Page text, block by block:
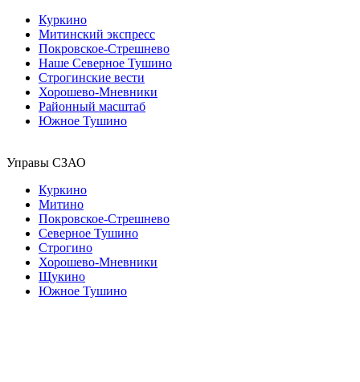
Куркино
Митинский экспресс
Покровское-Стрешнево
Наше Северное Тушино
Строгинские вести
Хорошево-Мневники
Районный масштаб
Южное Тушино
Управы СЗАО
Куркино
Митино
Покровское-Стрешнево
Северное Тушино
Строгино
Хорошево-Мневники
Щукино
Южное Тушино